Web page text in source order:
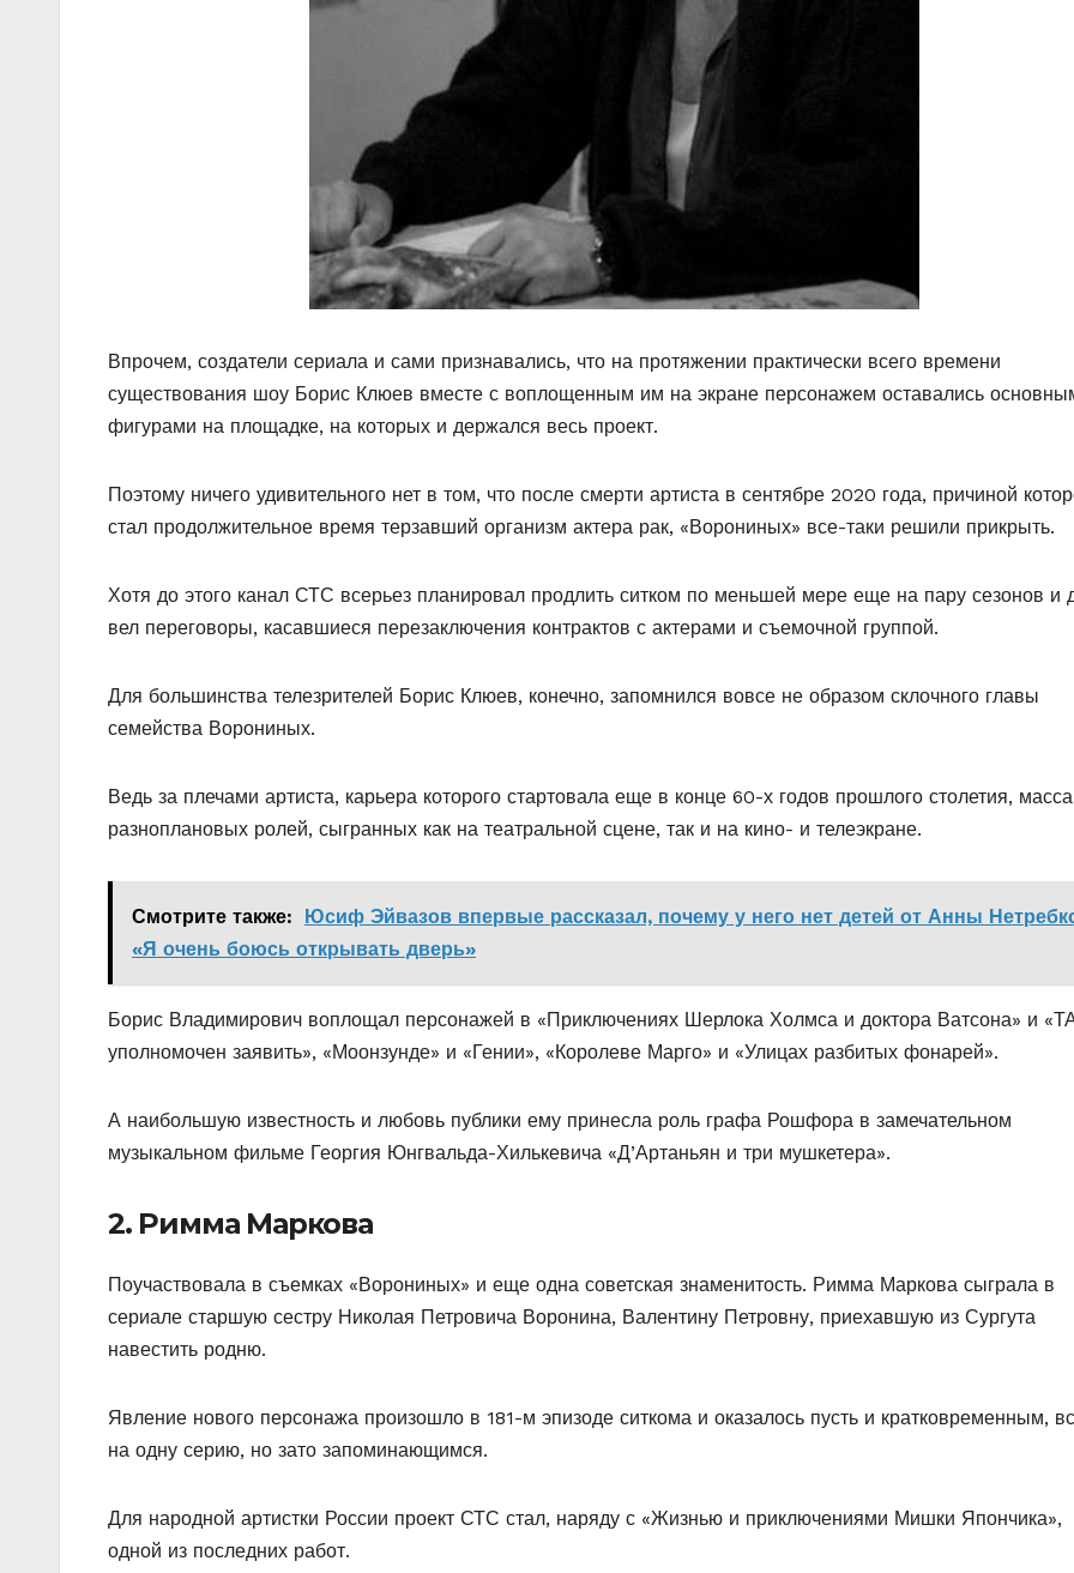
Впрочем, создатели сериала и сами признавались, что на протяжении практически всего времени
существования шоу Борис Клюев вместе с воплощенным им на экране персонажем оставались
фигурами на площадке, на которых и держался весь проект.
Поэтому ничего удивительного нет в том, что после смерти артиста в сентябре 2020 года, причиной
стал продолжительное время терзавший организм актера рак, «Ворониных» все-таки решили прикрыть.
Хотя до этого канал СТС всерьез планировал продлить ситком по меньшей мере еще на пару сезонов и
вел переговоры, касавшиеся перезаключения контрактов с актерами и съемочной группой.
Для большинства телезрителей Борис Клюев, конечно, запомнился вовсе не образом склочного главы
семейства Ворониных.
Ведь за плечами артиста, карьера которого стартовала еще в конце 60-х годов прошлого столетия, масса
разноплановых ролей, сыгранных как на театральной сцене, так и на кино- и телеэкране.
Смотрите также:
Юсиф Эйвазов впервые рассказал, почему у него нет детей от Анны
«Я очень боюсь открывать дверь»
Борис Владимирович воплощал персонажей в «Приключениях Шерлока Холмса и доктора Ватсона» и
уполномочен заявить», «Моонзунде» и «Гении», «Королеве Марго» и «Улицах разбитых фонарей».
А наибольшую известность и любовь публики ему принесла роль графа Рошфора в замечательном
музыкальном фильме Георгия Юнгвальда-Хилькевича «Д’Артаньян и три мушкетера».
2. Римма Маркова
Поучаствовала в съемках «Ворониных» и еще одна советская знаменитость. Римма Маркова сыграла в
сериале старшую сестру Николая Петровича Воронина, Валентину Петровну, приехавшую из Сургута
навестить родню.
Явление нового персонажа произошло в 181-м эпизоде ситкома и оказалось пусть и кратковременным,
на одну серию, но зато запоминающимся.
Для народной артистки России проект СТС стал, наряду с «Жизнью и приключениями Мишки Япончика»,
одной из последних работ.